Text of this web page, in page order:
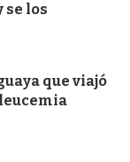
se los
que viajó